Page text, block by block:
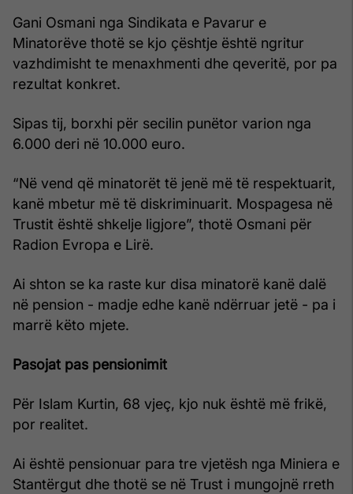
Gani Osmani nga Sindikata e Pavarur e
Minatorëve thotë se kjo çështje është ngritur
vazhdimisht te menaxhmenti dhe qeveritë, por pa
rezultat konkret.
Sipas tij, borxhi për secilin punëtor varion nga
6.000 deri në 10.000 euro.
“Në vend që minatorët të jenë më të respektuarit,
kanë mbetur më të diskriminuarit. Mospagesa në
Trustit është shkelje ligjore”, thotë Osmani për
Radion Evropa e Lirë.
Ai shton se ka raste kur disa minatorë kanë dalë
në pension - madje edhe kanë ndërruar jetë - pa i
marrë këto mjete.
Pasojat pas pensionimit
Për Islam Kurtin, 68 vjeç, kjo nuk është më frikë,
por realitet.
Ai është pensionuar para tre vjetësh nga Miniera e
Stantërgut dhe thotë se në Trust i mungojnë rreth